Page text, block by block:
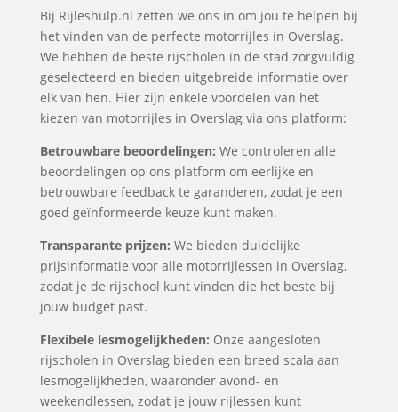
Bij Rijleshulp.nl zetten we ons in om jou te helpen bij
het vinden van de perfecte motorrijles in Overslag.
We hebben de beste rijscholen in de stad zorgvuldig
geselecteerd en bieden uitgebreide informatie over
elk van hen. Hier zijn enkele voordelen van het
kiezen van motorrijles in Overslag via ons platform:
Betrouwbare beoordelingen: We controleren alle
beoordelingen op ons platform om eerlijke en
betrouwbare feedback te garanderen, zodat je een
goed geïnformeerde keuze kunt maken.
Transparante prijzen: We bieden duidelijke
prijsinformatie voor alle motorrijlessen in Overslag,
zodat je de rijschool kunt vinden die het beste bij
jouw budget past.
Flexibele lesmogelijkheden: Onze aangesloten
rijscholen in Overslag bieden een breed scala aan
lesmogelijkheden, waaronder avond- en
weekendlessen, zodat je jouw rijlessen kunt